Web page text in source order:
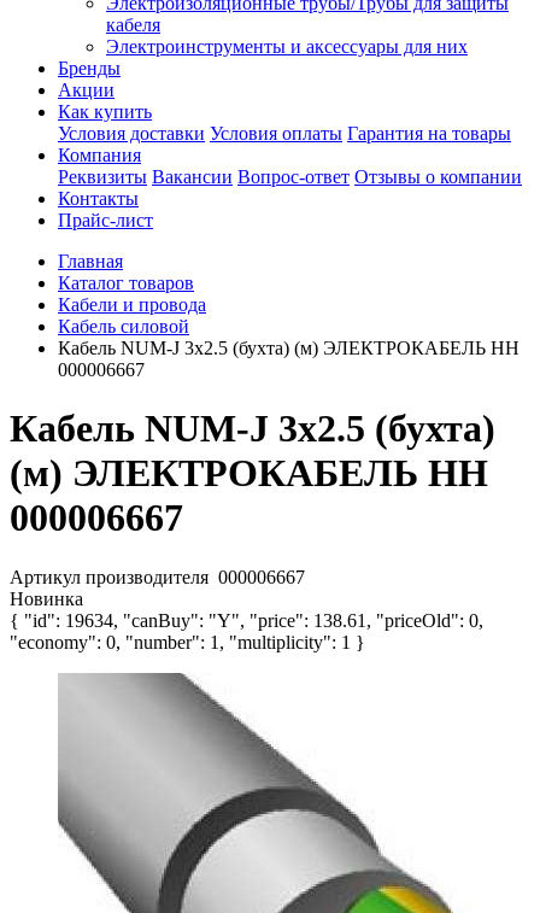
кабеля
Электроинструменты и аксессуары для них
Бренды
Акции
Как купить
Условия доставки Условия оплаты Гарантия на товары
Компания
Реквизиты Вакансии Вопрос-ответ Отзывы о компании
Контакты
Прайс-лист
Главная
Каталог товаров
Кабели и провода
Кабель силовой
Кабель NUM-J 3х2.5 (бухта) (м) ЭЛЕКТРОКАБЕЛЬ НН
000006667
Кабель NUM-J 3х2.5 (бухта)
(м) ЭЛЕКТРОКАБЕЛЬ НН
000006667
Артикул производителя 000006667
Новинка
{ "id": 19634, "canBuy": "Y", "price": 138.61, "priceOld": 0,
"economy": 0, "number": 1, "multiplicity": 1 }